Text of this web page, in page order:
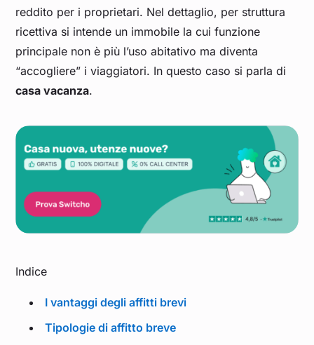
reddito per i proprietari. Nel dettaglio, per struttura
ricettiva si intende un immobile la cui funzione
principale non è più l’uso abitativo ma diventa
“accogliere” i viaggiatori. In questo caso si parla di
casa vacanza.
Indice
I vantaggi degli affitti brevi
Tipologie di affitto breve